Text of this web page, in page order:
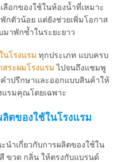
อกของใช้ในห้องน้ำที่เหมาะ
กตัวน้อย แต่ยังช่วยเพิ่มโอกาส
มาพักซ้ำในระยะยาว
นโรงแรม ทุกประเภท แบบครบ
สระผมโรงแรม ไปจนถึงแชมพู
ำปรึกษาและออกแบบสินค้าให้
รมคุณโดยเฉพาะ
ตของใช้ในโรงแรม
นำเกี่ยวกับการผลิตของใช้ใน
ขวด กลิ่น ให้ตรงกับแบรนด์